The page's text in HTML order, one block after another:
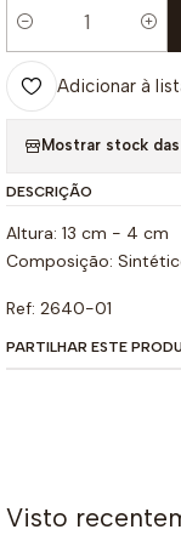
Quantidade
Adicionar à
Mostrar stock
DESCRIÇÃO
Altura: 13 cm - 4 cm
Composição:
Ref: 2640-01
PARTILHAR ESTE
Visto